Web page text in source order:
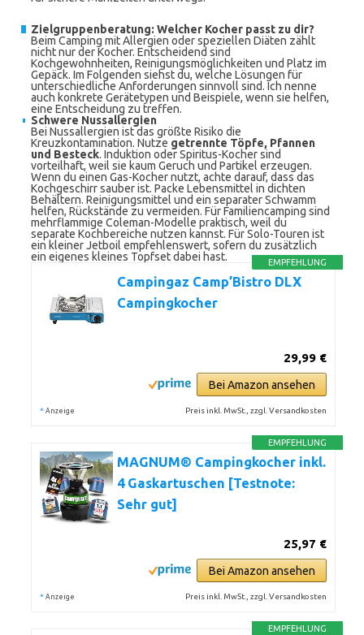
Zielgruppenberatung: Welcher Kocher passt zu dir?
Beim Camping mit Allergien oder speziellen Diäten zählt
nicht nur der Kocher. Entscheidend sind
Kochgewohnheiten, Reinigungsmöglichkeiten und Platz im
Gepäck. Im Folgenden siehst du, welche Lösungen für
unterschiedliche Anforderungen sinnvoll sind. Ich nenne
auch konkrete Gerätetypen und Beispiele, wenn sie helfen,
eine Entscheidung zu treffen.
Schwere Nussallergien
Bei Nussallergien ist das größte Risiko die
Kreuzkontamination. Nutze getrennte Töpfe, Pfannen
und Besteck. Induktion oder Spiritus-Kocher sind
vorteilhaft, weil sie kaum Geruch und Partikel erzeugen.
Wenn du einen Gas-Kocher nutzt, achte darauf, dass das
Kochgeschirr sauber ist. Packe Lebensmittel in dichten
Behältern. Reinigungsmittel und ein separater Schwamm
helfen, Rückstände zu vermeiden. Für Familiencamping sind
mehrflammige Coleman-Modelle praktisch, weil du
separate Kochbereiche nutzen kannst. Für Solo-Touren ist
ein kleiner Jetboil empfehlenswert, sofern du zusätzlich
ein eigenes kleines Topfset dabei hast.
EMPFEHLUNG
Campingaz Camp’Bistro DLX
Campingkocher
29,99 €
Bei Amazon ansehen
* Anzeige Preis inkl. MwSt., zzgl. Versandkosten
EMPFEHLUNG
MAGNUM® Campingkocher inkl.
4 Gaskartuschen [Testnote:
Sehr gut]
25,97 €
Bei Amazon ansehen
* Anzeige Preis inkl. MwSt., zzgl. Versandkosten
EMPFEHLUNG